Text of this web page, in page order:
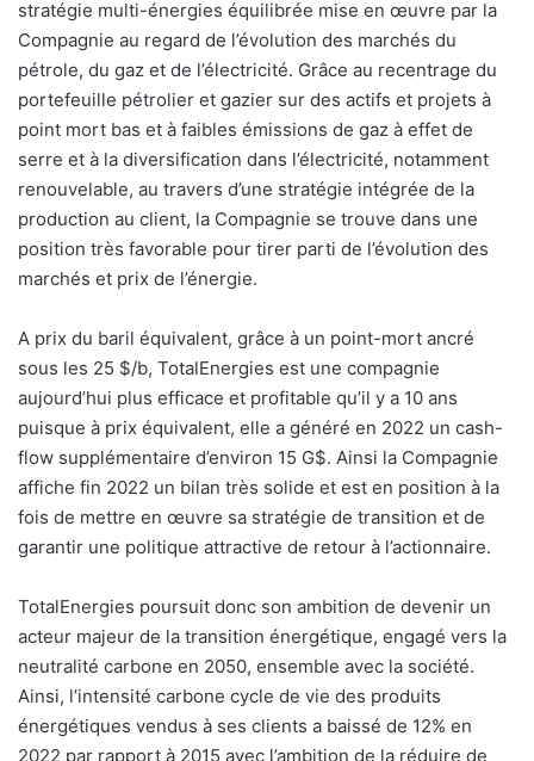
stratégie multi-énergies équilibrée mise en œuvre par la
Compagnie au regard de l’évolution des marchés du
pétrole, du gaz et de l’électricité. Grâce au recentrage du
portefeuille pétrolier et gazier sur des actifs et projets à
point mort bas et à faibles émissions de gaz à effet de
serre et à la diversification dans l’électricité, notamment
renouvelable, au travers d’une stratégie intégrée de la
production au client, la Compagnie se trouve dans une
position très favorable pour tirer parti de l’évolution des
marchés et prix de l’énergie.
A prix du baril équivalent, grâce à un point-mort ancré
sous les 25 $/b, TotalEnergies est une compagnie
aujourd’hui plus efficace et profitable qu’il y a 10 ans
puisque à prix équivalent, elle a généré en 2022 un cash-
flow supplémentaire d’environ 15 G$. Ainsi la Compagnie
affiche fin 2022 un bilan très solide et est en position à la
fois de mettre en œuvre sa stratégie de transition et de
garantir une politique attractive de retour à l’actionnaire.
TotalEnergies poursuit donc son ambition de devenir un
acteur majeur de la transition énergétique, engagé vers la
neutralité carbone en 2050, ensemble avec la société.
Ainsi, l’intensité carbone cycle de vie des produits
énergétiques vendus à ses clients a baissé de 12% en
2022 par rapport à 2015 avec l’ambition de la réduire de